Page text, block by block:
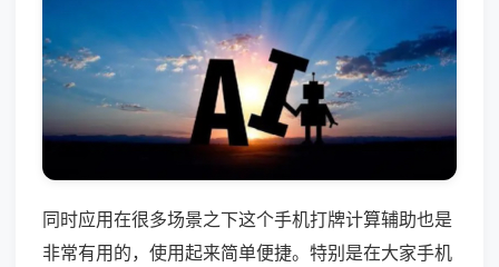
同时应用在很多场景之下这个手机打牌计算辅助也是
非常有用的，使用起来简单便捷。特别是在大家手机